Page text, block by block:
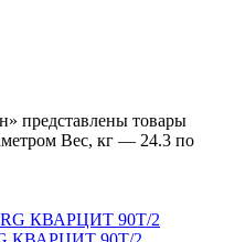
представлены товары
Вес, кг — 24.3 по